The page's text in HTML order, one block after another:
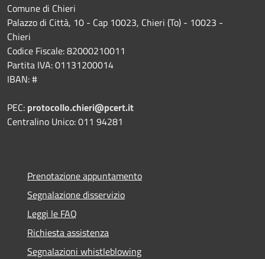
Comune di Chieri
Palazzo di Città, 10 - Cap 10023, Chieri (To) - 10023 -
Chieri
Codice Fiscale: 82000210011
Partita IVA: 01131200014
IBAN: #
PEC: protocollo.chieri@pcert.it
Centralino Unico: 011 94281
Prenotazione appuntamento
Segnalazione disservizio
Leggi le FAQ
Richiesta assistenza
Segnalazioni whistleblowing